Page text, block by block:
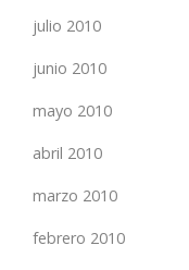
julio 2010
junio 2010
mayo 2010
abril 2010
marzo 2010
febrero 2010